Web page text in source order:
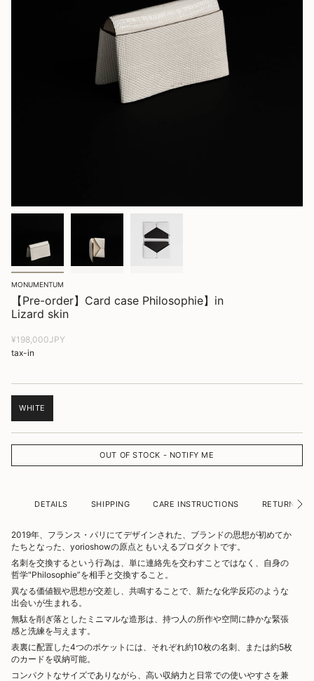
MONUMENTUM
【Pre-order】Card case Philosophie】in
Lizard skin
Translation
missing:
¥198,000JPY
tax-in
WHITE
OUT OF STOCK - NOTIFY ME
DETAILS SHIPPING CARE INSTRUCTIONS RETURN/
2019年、フランス・パリにてデザインされた、ブランドの思想が初めてか
たちとなった、yorioshowの原点ともいえるプロダクトです。
名刺を交換するという行為は、単に連絡先を交わすことではなく、自身の
哲学"Philosophie”を相手と交換すること。
異なる価値観や思想が交差し、共鳴することで、新たな化学反応のような
出会いが生まれる。
無駄を削ぎ落としたミニマルな造形は、持つ人の所作や空間に静かな緊張
感と洗練を与えます。
表裏に配置した4つのポケットには、それぞれ約10枚の名刺、または約5枚
のカードを収納可能。
コンパクトなサイズでありながら、高い収納力と日常での使いやすさを兼